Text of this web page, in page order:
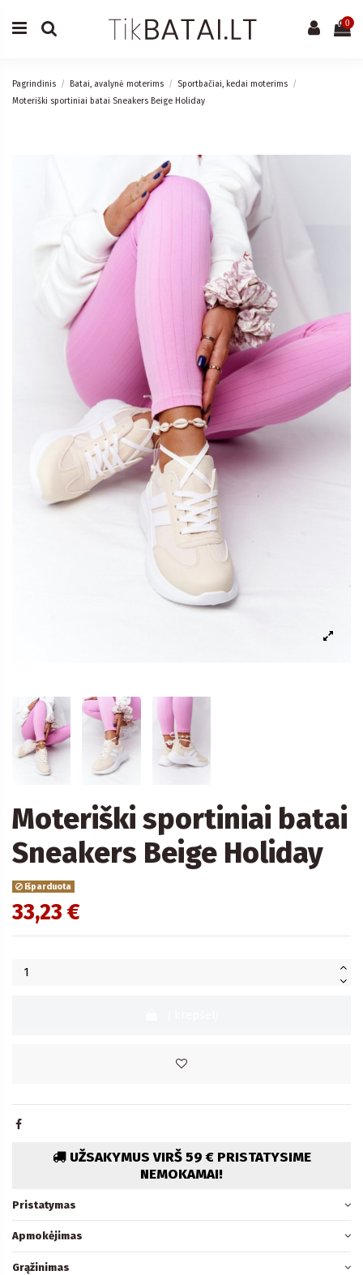
0
Pagrindinis Batai, avalynė moterims
Sportbačiai, kedai moterims
Moteriški sportiniai batai Sneakers Beige Holiday
Moteriški sportiniai batai
Sneakers Beige Holiday
Išparduota
33,23 €
UŽSAKYMUS VIRŠ 59 € PRISTATYSIME
NEMOKAMAI!
Pristatymas
Apmokėjimas
Grąžinimas